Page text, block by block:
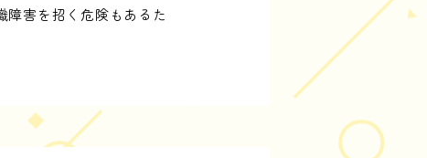
害を招く危険もあるた